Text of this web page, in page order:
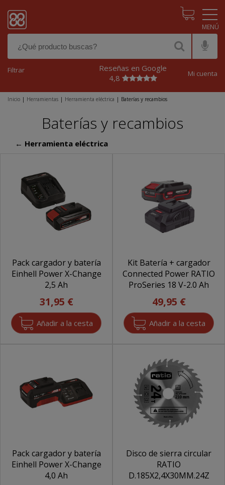
Reseñas en Google
4,8
Filtrar Mi cuenta
Inicio | Herramientas | Herramienta eléctrica | Baterías y recambios
Baterías y recambios
← Herramienta eléctrica
Pack cargador y batería
Einhell Power X-Change
2,5 Ah
31,95 €
Kit Batería + cargador
Connected Power RATIO
ProSeries 18 V-2.0 Ah
49,95 €
Pack cargador y batería
Einhell Power X-Change
4,0 Ah
Disco de sierra circular
RATIO
D.185X2,4X30MM.24Z